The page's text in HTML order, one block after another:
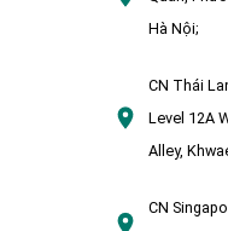
Hà Nội;
CN Thái
Level 12A
Alley,
CN